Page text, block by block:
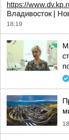
https://
Владивосток |
18:19